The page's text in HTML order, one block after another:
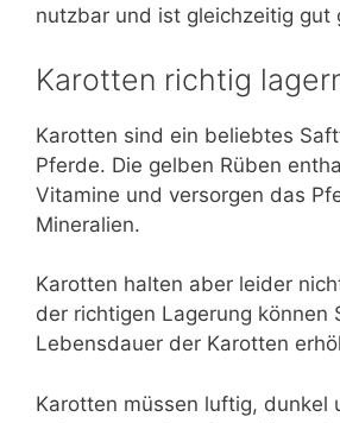
nutzbar und ist gleichzeitig gut
Karotten richtig
Karotten sind ein beliebtes
Pferde. Die gelben Rüben
Vitamine und versorgen das
Mineralien.
Karotten halten aber leider
der richtigen Lagerung können
Lebensdauer der Karotten
Karotten müssen luftig, dunkel